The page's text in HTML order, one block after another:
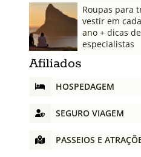
Roupas para
vestir em
ano + dicas de
especialistas
Afiliados
HOSPEDAGEM
SEGURO VIAGEM
PASSEIOS E